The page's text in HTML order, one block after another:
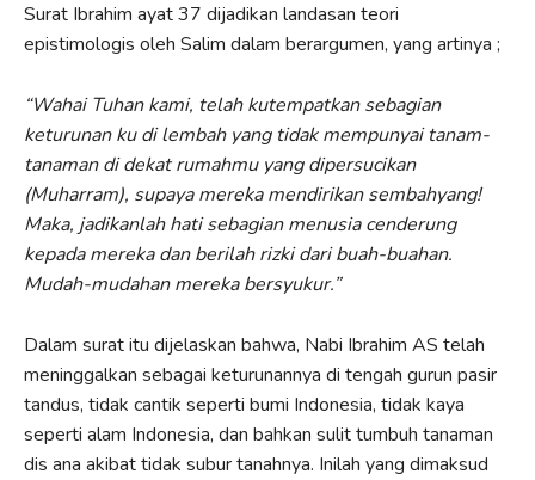
Surat Ibrahim ayat 37 dijadikan landasan teori
epistimologis oleh Salim dalam berargumen, yang artinya ;
“Wahai Tuhan kami, telah kutempatkan sebagian
keturunan ku di lembah yang tidak mempunyai tanam-
tanaman di dekat rumahmu yang dipersucikan
(Muharram), supaya mereka mendirikan sembahyang!
Maka, jadikanlah hati sebagian menusia cenderung
kepada mereka dan berilah rizki dari buah-buahan.
Mudah-mudahan mereka bersyukur.”
Dalam surat itu dijelaskan bahwa, Nabi Ibrahim AS telah
meninggalkan sebagai keturunannya di tengah gurun pasir
tandus, tidak cantik seperti bumi Indonesia, tidak kaya
seperti alam Indonesia, dan bahkan sulit tumbuh tanaman
dis ana akibat tidak subur tanahnya. Inilah yang dimaksud